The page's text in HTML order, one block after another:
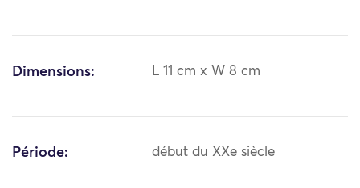
Dimensions: L 11 cm x W 8 cm
Période: début du XXe siècle